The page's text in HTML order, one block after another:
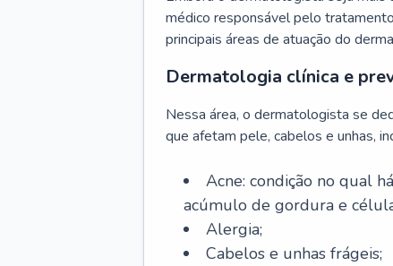
médico responsável pelo
principais áreas de atuação do
Dermatologia clínica e
Nessa área, o dermatologista se
que afetam pele, cabelos e unhas,
Acne: condição no qual
acúmulo de gordura e
Alergia;
Cabelos e unhas frágeis;